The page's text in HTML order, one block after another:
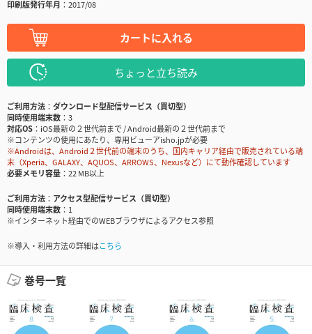
印刷版発行年月
2017/08
カートに入れる
ちょっと立ち読み
ご利用方法
ダウンロード型配信サービス（買切型）
同時使用端末数
3
対応OS
iOS最新の２世代前まで / Android最新の２世代前まで
※コンテンツの使用にあたり、専用ビューアisho.jpが必要
※Androidは、Android２世代前の端末のうち、国内キャリア経由で販売されている端
末（Xperia、GALAXY、AQUOS、ARROWS、Nexusなど）にて動作確認しています
必要メモリ容量
22 MB以上
ご利用方法
アクセス型配信サービス（買切型）
同時使用端末数
1
※インターネット経由でのWEBブラウザによるアクセス参照
※導入・利用方法の詳細はこちら
巻号一覧